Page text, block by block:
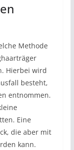
Methode
Hierbei wird
besteht,
entnommen.
Eine
die aber mit
kann.